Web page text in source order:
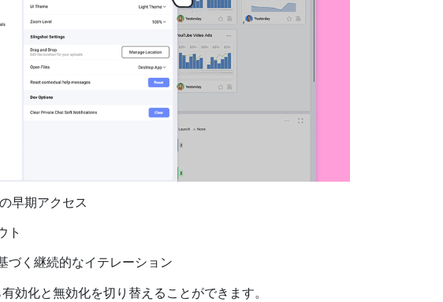
早期アクセス
ト
づく継続的なイテレーション
効化と無効化を切り替えることができます。